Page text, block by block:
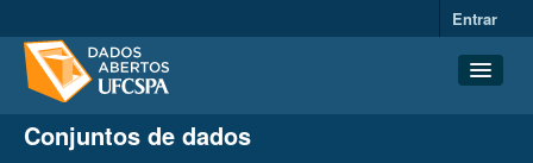
Entrar
Conjuntos de dados
Conjuntos de dados